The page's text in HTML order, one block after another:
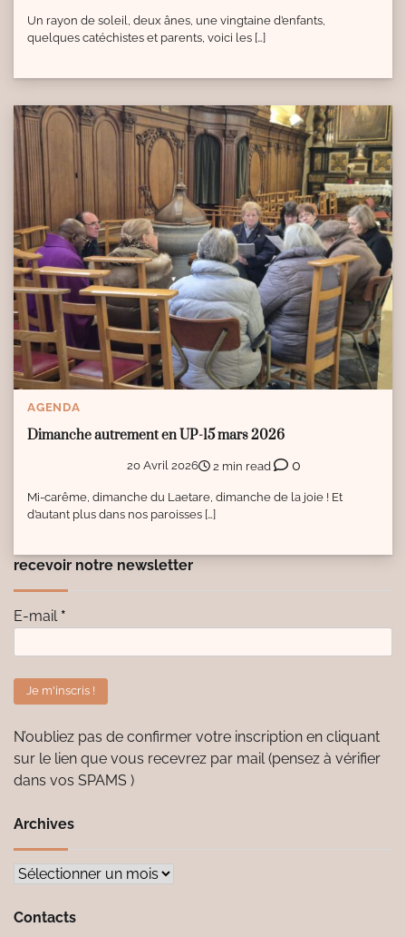
Un rayon de soleil, deux ânes, une vingtaine d’enfants,
quelques catéchistes et parents, voici les […]
AGENDA
Dimanche autrement en UP-15 mars 2026
20 Avril 2026 2 min read 0
Mi-carême, dimanche du Laetare, dimanche de la joie ! Et
d’autant plus dans nos paroisses […]
recevoir notre newsletter
E-mail *
N’oubliez pas de confirmer votre inscription en cliquant
sur le lien que vous recevrez par mail (pensez à vérifier
dans vos SPAMS )
Archives
Archives
Contacts